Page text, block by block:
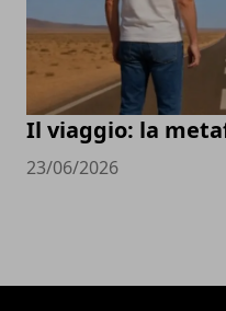
Il viaggio: la
23/06/2026